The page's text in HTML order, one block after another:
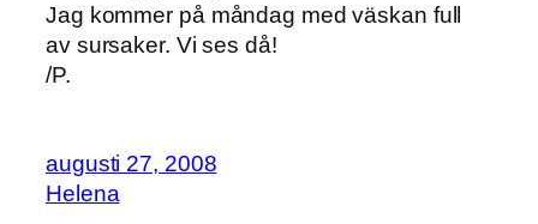
Jag kommer på måndag med väskan full
av sursaker. Vi ses då!
/P.
augusti 27, 2008
Helena